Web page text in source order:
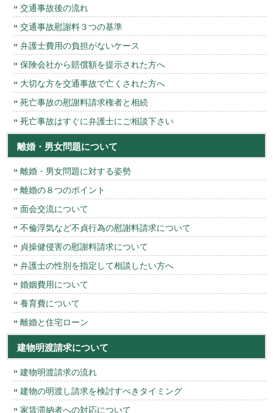
交通事故後の流れ
交通事故慰謝料３つの基準
弁護士費用の負担がないケース
保険会社から賠償額を提示された方へ
大切な方を交通事故で亡くされた方へ
死亡事故の慰謝料請求権者と相続
死亡事故はすぐに弁護士にご相談下さい
離婚・男女問題について
離婚・男女問題に対する姿勢
離婚の８つのポイント
面会交流について
不倫浮気など不貞行為の慰謝料請求について
貞操健侵害の慰謝料請求について
弁護士の性別を指定して相談したい方へ
婚姻費用について
養育費について
離婚と住宅ローン
建物明渡請求について
建物明渡請求の流れ
建物の明渡し請求を検討すべきタイミング
家賃滞納者への対応について